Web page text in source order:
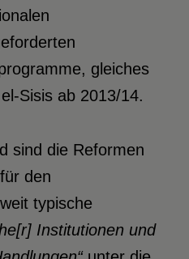
gleiches
Sisis ab 2013/14.
sind die Reformen
den
typische
Institutionen und